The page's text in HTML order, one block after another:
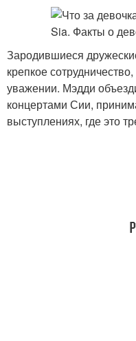
Зародившиеся
крепкое
уважении. Мэдди
концертами Сии,
выступлениях, где это